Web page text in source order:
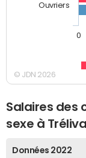
Ouvriers
0
© JDN 2026
Salaires des
sexe à
Données 2022